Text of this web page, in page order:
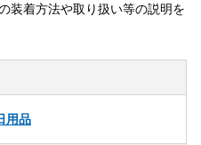
装着方法や取り扱い等の説明を
用品